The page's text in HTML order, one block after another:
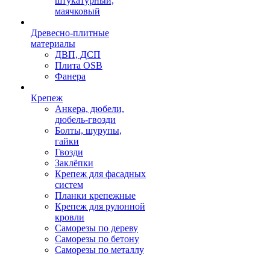
маячковый
Древесно-плитные
материалы
ДВП, ДСП
Плита OSB
Фанера
Крепеж
Анкера, дюбели,
дюбель-гвозди
Болты, шурупы,
гайки
Гвозди
Заклёпки
Крепеж для фасадных
систем
Планки крепежные
Крепеж для рулонной
кровли
Саморезы по дереву
Саморезы по бетону
Саморезы по металлу